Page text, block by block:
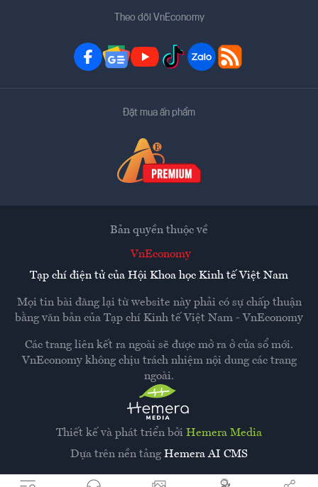
Theo dõi VnEconomy
Đặt mua ấn phẩm
Thiết kế và phát triển bởi Hemera Media
Dựa trên nền tảng Hemera AI CMS
Bản quyền thuộc về
VnEconomy
Tạp chí điện tử của Hội Khoa học Kinh tế Việt Nam
Mọi tin bài đăng lại từ website này phải có sự chấp thuận
bằng văn bản của Tạp chí Kinh tế Việt Nam - VnEconomy
Các trang liên kết ra ngoài sẽ được mở ra ở cửa sổ mới.
VnEconomy không chịu trách nhiệm nội dung các trang
ngoài.